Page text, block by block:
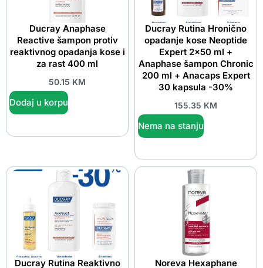
Ducray Anaphase
Reactive šampon protiv
reaktivnog opadanja kose i
za rast 400 ml
50.15 KM
Dodaj u korpu
Ducray Rutina Hronično
opadanje kose Neoptide
Expert 2×50 ml +
Anaphase šampon Chronic
200 ml + Anacaps Expert
30 kapsula -30%
155.35 KM
Nema na stanju
Ducray Rutina Reaktivno Noreva Hexaphane